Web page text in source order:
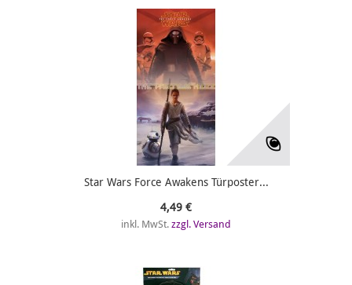
Star Wars Force Awakens Türposter...
4,49 €
inkl. MwSt.zzgl. Versand